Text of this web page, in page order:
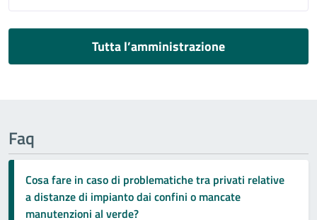
Tutta l’amministrazione
Faq
Cosa fare in caso di problematiche tra privati relative
a distanze di impianto dai confini o mancate
manutenzioni al verde?